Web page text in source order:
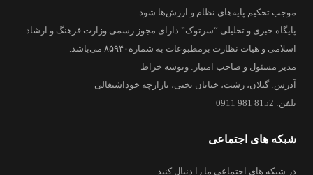
موجب تحکیم پایه‌های نظام و ارزش‌ها شود.
پایگاه خبری و تحلیلی “سرتوک” دارای مجوز رسمی وزارت فرهنگ و ارشاد
اسلامی و هیات نظارت برمطبوعات به شماره۸۵۹۴۰ می‌باشد.
مدیر مسئول و صاحب امتیاز: ونوشه خراط
آدرس: گیلان، رشت، خیابان تختی، بازارچه خوداشتغالی
تلفن: 8152 981 0911
شبکه های اجتماعی
در شبکه های اجتماعی ما را دنبال کنید ...